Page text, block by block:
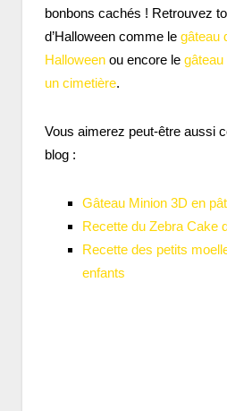
bonbons cachés ! Retrouvez
d’Halloween comme le gâteau
Halloween ou encore le gâteau
un cimetière.
Vous aimerez peut-être aussi
blog :
Gâteau Minion 3D en
Recette du Zebra Cake
Recette des petits
enfants